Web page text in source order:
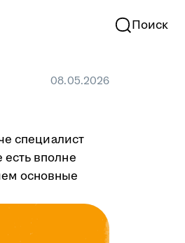
Поиск
08.05.2026
специалист
вполне
основные